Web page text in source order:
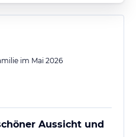
im Mai 2026
Aussicht und